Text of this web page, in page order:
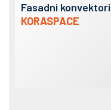
Fasadni konvektori
KORASPACE